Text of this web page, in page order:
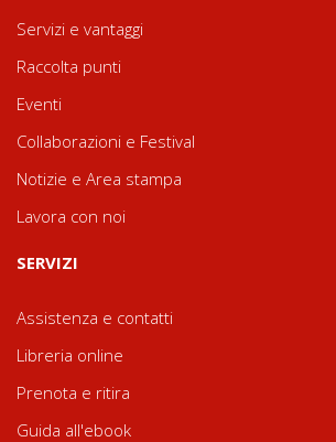
Servizi e vantaggi
Raccolta punti
Eventi
Collaborazioni e Festival
Notizie e Area stampa
Lavora con noi
SERVIZI
Assistenza e contatti
Libreria online
Prenota e ritira
Guida all'ebook